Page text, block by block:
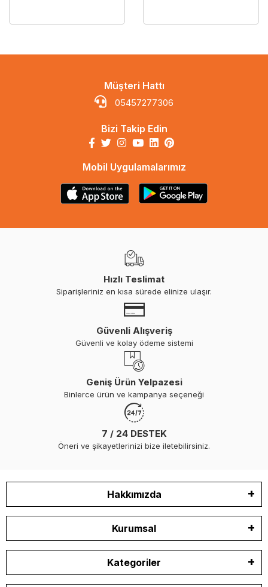
Müşteri Hattı
05457277306
Bizi Takip Edin
Mobil Uygulamalarımız
Hızlı Teslimat
Siparişleriniz en kısa sürede elinize ulaşır.
Güvenli Alışveriş
Güvenli ve kolay ödeme sistemi
Geniş Ürün Yelpazesi
Binlerce ürün ve kampanya seçeneği
7 / 24 DESTEK
Öneri ve şikayetlerinizi bize iletebilirsiniz.
Hakkımızda
Kurumsal
Kategoriler